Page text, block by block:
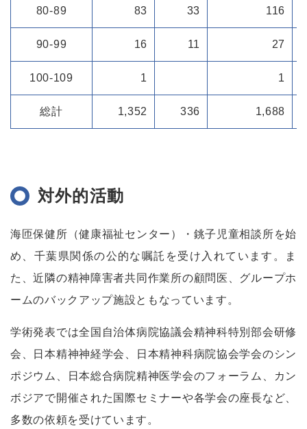
80-89 83 33 116
90-99 16 11 27
100-109 1 1
総計 1,352 336 1,688
対外的活動
海匝保健所（健康福祉センター）・銚子児童相談所を始
め、千葉県関係の公的な嘱託を受け入れています。ま
た、近隣の精神障害者共同作業所の顧問医、グループホ
ームのバックアップ施設ともなっています。
学術発表では全国自治体病院協議会精神科特別部会研修
会、日本精神神経学会、日本精神科病院協会学会のシン
ポジウム、日本総合病院精神医学会のフォーラム、カン
ボジアで開催された国際セミナーや各学会の座長など、
多数の依頼を受けています。